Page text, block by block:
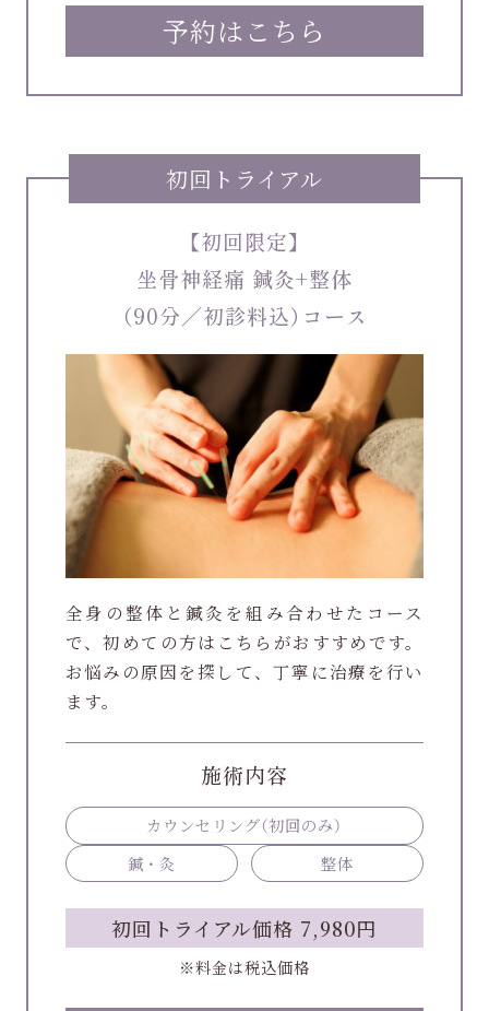
予約はこちら
初回トライアル
【初回限定】
坐骨神経痛 鍼灸+整体
（90分／初診料込）コース
初回トライアル価格 7,980円
※料金は税込価格
全身の整体と鍼灸を組み合わせたコース
で、初めての方はこちらがおすすめです。
お悩みの原因を探して、丁寧に治療を行い
ます。
施術内容
カウンセリング（初回のみ）
鍼・灸
整体